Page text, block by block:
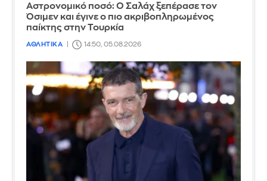
Αστρονομικό ποσό: Ο Σαλάχ ξεπέρασε τον
Όσιμεν και έγινε ο πιο ακριβοπληρωμένος
παίκτης στην Τουρκία
ΑΘΛΗΤΙΚΑ 14:50, 05.08.2026